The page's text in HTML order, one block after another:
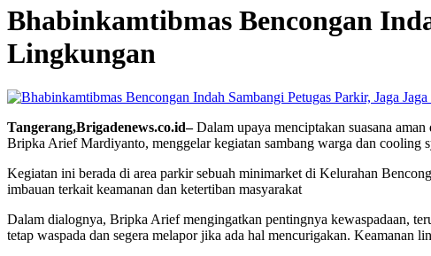
Bhabinkamtibmas Bencongan
Lingkungan
Tangerang,Brigadenews.co.id–Dalam upaya menciptakan suasana
Bripka Arief Mardiyanto, menggelar kegiatan sambang warga dan cooling
Kegiatan ini berada di area parkir sebuah minimarket di Kelurahan
imbauan terkait keamanan dan ketertiban masyarakat
Dalam dialognya, Bripka Arief mengingatkan pentingnya kewaspadaan,
tetap waspada dan segera melapor jika ada hal mencurigakan. Keamanan